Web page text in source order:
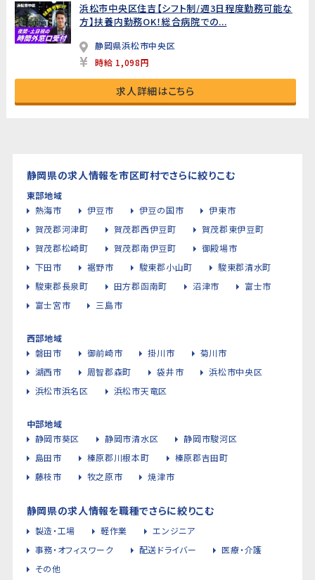
浜松市中央区住吉【シフト制/週3日程度勤務可能な
方】扶養内勤務OK！総合病院での...
静岡県浜松市中央区
時給 1,098円
求人詳細はこちら
静岡県の求人情報を市区町村でさらに絞りこむ
東部地域
熱海市
伊豆市 伊豆の国市
伊東市
賀茂郡河津町
賀茂郡西伊豆町
賀茂郡東伊豆町
賀茂郡松崎町
賀茂郡南伊豆町
御殿場市
下田市
裾野市 駿東郡小山町
駿東郡清水町
駿東郡長泉町
田方郡函南町 沼津市
富士市
富士宮市
三島市
西部地域
磐田市
御前崎市 掛川市
菊川市
湖西市
周智郡森町 袋井市
浜松市中央区
浜松市浜名区
浜松市天竜区
中部地域
静岡市葵区
静岡市清水区
静岡市駿河区
島田市
榛原郡川根本町
榛原郡吉田町
藤枝市
牧之原市 焼津市
静岡県の求人情報を職種でさらに絞りこむ
製造・工場 軽作業
エンジニア
事務・オフィスワーク
配送ドライバー
医療・介護
その他